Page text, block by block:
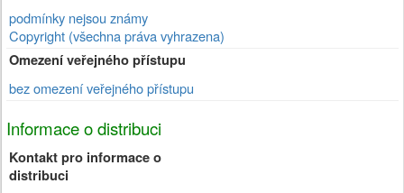
podmínky nejsou známy
Copyright (všechna práva vyhrazena)
Omezení veřejného přístupu
bez omezení veřejného přístupu
Informace o distribuci
Kontakt pro informace o
distribuci